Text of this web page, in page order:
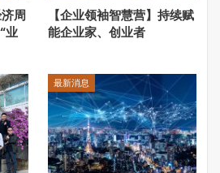
图片来自Natural Resources
业
周
业
【企业领袖智慧营】持续赋
能企业家、创业者
最新消息